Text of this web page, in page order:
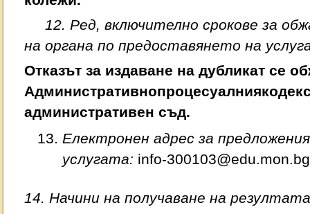
12. Ред, включително срокове за
на органа по предоставянето на
Отказът за издаване на дубликат се
административен съд.
Електронен адрес за
услугата: info-300103@edu.mon.bg
14. Начини на получаване на